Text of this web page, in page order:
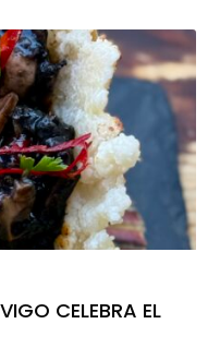
CELEBRA EL